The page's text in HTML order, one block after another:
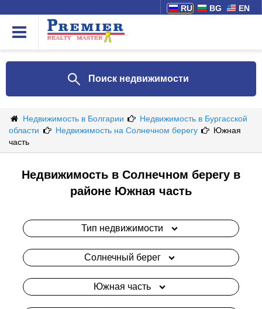
RU BG EN
Поиск недвижимости
Недвижимость в Болгарии
Недвижимость в Бургасской
области
Недвижимость на Солнечном берегу
Южная
часть
Недвижимость в Солнечном берегу в
районе Южная часть
Тип недвижимости
Солнечный берег
Южная часть